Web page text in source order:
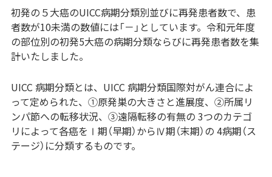
初発の５大癌のUICC病期分類別並びに再発患者数で、患
者数が10未満の数値には「－」としています。令和元年度
の部位別の初発5大癌の病期分類ならびに再発患者数を集
計いたしました。
UICC 病期分類とは、UICC 病期分類国際対がん連合によ
って定められた、①原発巣の大きさと進展度、②所属リ
ンパ節への転移状況、③遠隔転移の有無の 3つのカテゴ
リによって各癌をⅠ期（早期）からⅣ期（末期）の 4病期（ス
テージ）に分類するものです。